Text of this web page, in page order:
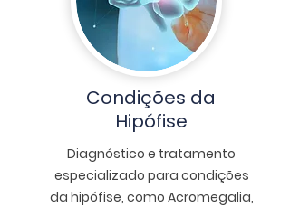
Condições da
Hipófise
Diagnóstico e tratamento
especializado para condições
da hipófise, como Acromegalia,